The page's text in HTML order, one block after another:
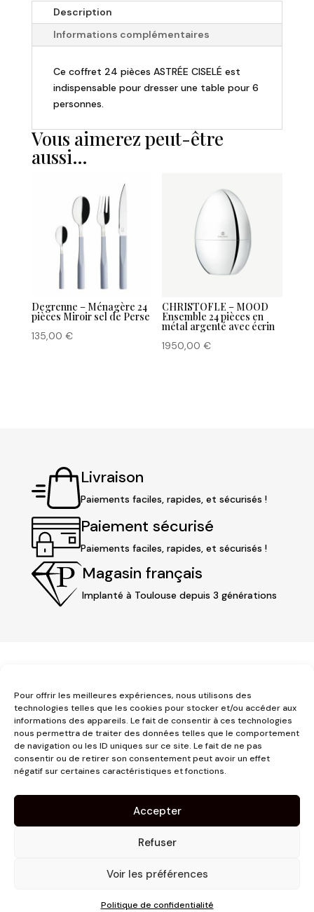
Pour offrir les meilleures expériences, nous utilisons des
technologies telles que les cookies pour stocker et/ou accéder aux
informations des appareils. Le fait de consentir à ces technologies
nous permettra de traiter des données telles que le comportement
de navigation ou les ID uniques sur ce site. Le fait de ne pas
consentir ou de retirer son consentement peut avoir un effet
négatif sur certaines caractéristiques et fonctions.
Accepter
Refuser
Voir les préférences
Politique de confidentialité
Ménagère
ASTREE
CISELE
MIROIR
Description
Informations complémentaires
Ce coffret 24 pièces ASTRÉE CISELÉ est
indispensable pour dresser une table pour 6
personnes.
Vous aimerez peut-être
aussi…
Degrenne – Ménagère 24
pièces Miroir sel de Perse
135,00 €
CHRISTOFLE – MOOD
Ensemble 24 pièces en
métal argenté avec écrin
1950,00€
Livraison
Paiements faciles, rapides, et sécurisés !
Paiement sécurisé
Paiements faciles, rapides, et sécurisés !
Magasin français
Implanté à Toulouse depuis 3 générations
3 place Jeanne d'Arc
1er étage
31000 Toulouse
05 62 73 70 73